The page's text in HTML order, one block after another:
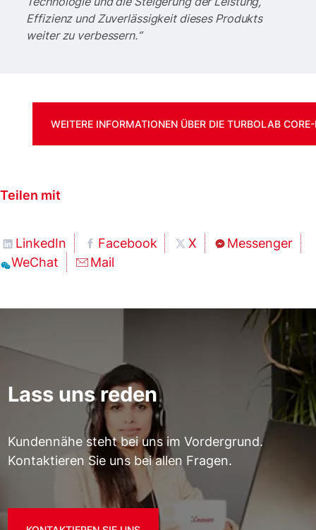
Effizienz und Zuverlässigkeit dieses Produkts
weiter zu verbessern.“
WEITERE INFORMATIONEN ÜBER DIE TURBOLAB
Teilen mit
LinkedIn Facebook X
Messenger
WeChat
Mail
Lass uns reden
Kundennähe steht bei uns im Vordergrund.
Kontaktieren Sie uns bei allen Fragen.